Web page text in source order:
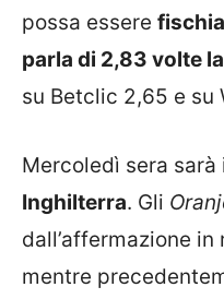
possa essere
parla di 2,83 volte
su Betclic 2,65 e su
Mercoledì sera sarà
Inghilterra. Gli
dall’affermazione in
mentre